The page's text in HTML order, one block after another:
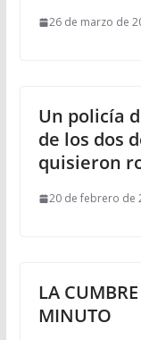
26 de marzo de
Un policía
de los dos
quisieron
20 de febrero de
LA
MINUTO